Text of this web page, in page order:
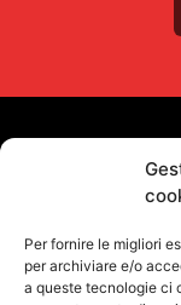
Per fornire le migliori
per archiviare e/o
a queste tecnologie ci